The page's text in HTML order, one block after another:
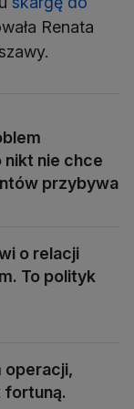
Renata
nikt nie chce
przybywa
o relacji
To polityk
operacji,
fortuną.